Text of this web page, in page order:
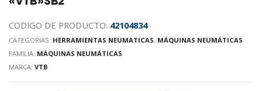
CODIGO DE PRODUCTO: 42104834
CATEGORIAS: HERRAMIENTAS NEUMATICAS, MÁQUINAS NEUMÁTICAS
FAMILIA: MÁQUINAS NEUMÁTICAS
MARCA: VTB